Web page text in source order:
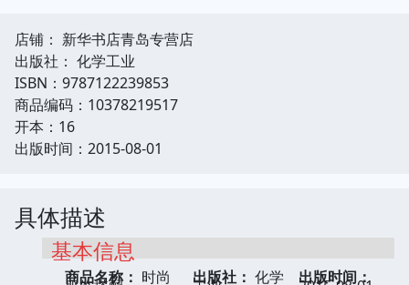
店铺： 新华书店青岛专营店
出版社： 化学工业
ISBN：9787122239853
商品编码：10378219517
开本：16
出版时间：2015-08-01
具体描述
基本信息
商品名称： 时尚 出版社： 化学 出版时间：